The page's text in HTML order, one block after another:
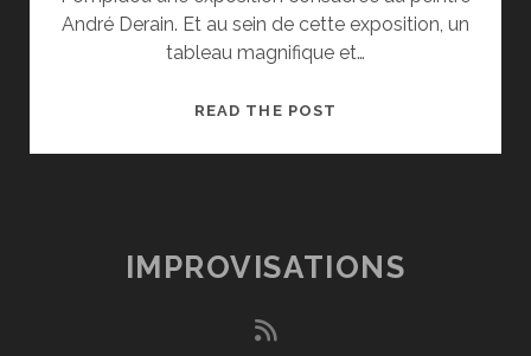
André Derain. Et au sein de cette exposition, un
tableau magnifique et…
READ THE POST
IMPROVISATIONS
rss